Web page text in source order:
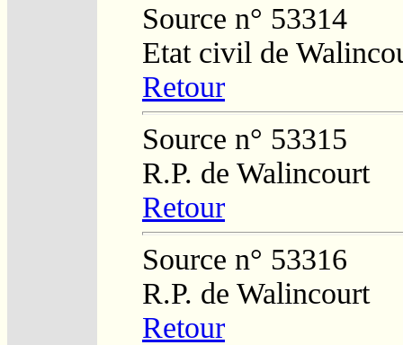
Source n° 53314
Etat civil de
Retour
Source n° 53315
R.P. de Walincourt
Retour
Source n° 53316
R.P. de Walincourt
Retour